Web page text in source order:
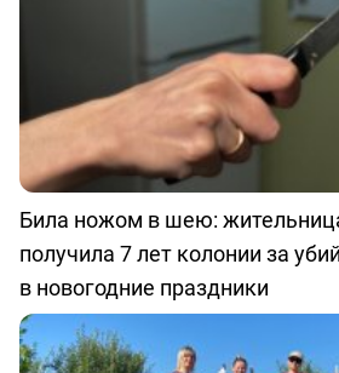
Била ножом в шею:
получила 7 лет колонии за
в новогодние праздники